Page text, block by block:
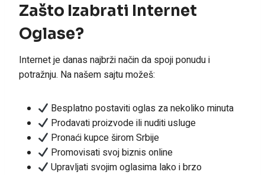
Zašto Izabrati Internet
Oglase?
Internet je danas najbrži način da spoji ponudu i
potražnju. Na našem sajtu možeš:
Besplatno postaviti oglas za nekoliko minuta
Prodavati proizvode ili nuditi usluge
Pronaći kupce širom Srbije
Promovisati svoj biznis online
Upravljati svojim oglasima lako i brzo